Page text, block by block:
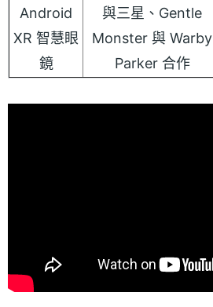
Android
XR 智慧眼
鏡
與三星、Gentle
Monster 與 Warby
Parker 合作